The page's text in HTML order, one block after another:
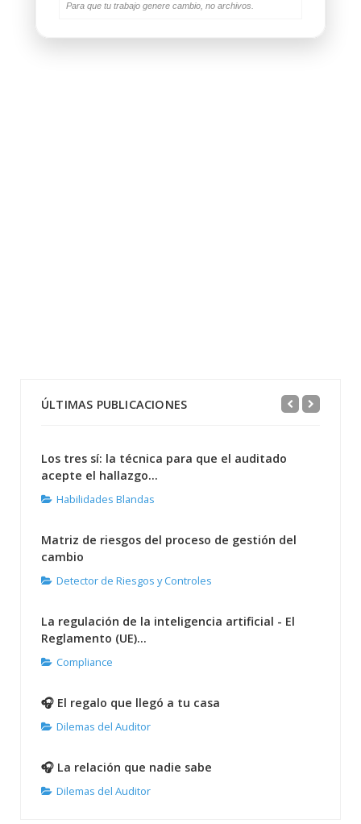
Para que tu trabajo genere cambio, no archivos.
ÚLTIMAS PUBLICACIONES
Los tres sí: la técnica para que el auditado
acepte el hallazgo...
Habilidades Blandas
Matriz de riesgos del proceso de gestión del
cambio
Detector de Riesgos y Controles
La regulación de la inteligencia artificial - El
Reglamento (UE)...
Compliance
🎧 El regalo que llegó a tu casa
Dilemas del Auditor
🎧 La relación que nadie sabe
Dilemas del Auditor